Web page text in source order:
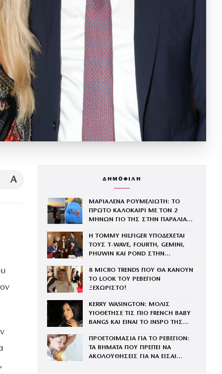
A ΔΗΜΟΦΙΛΗ
ΜΑΡΙΑΛΕΝΑ ΡΟΥΜΕΛΙΩΤΗ: ΤΟ
ΠΡΩΤΟ ΚΑΛΟΚΑΙΡΙ ΜΕ ΤΟΝ 2
ΜΗΝΩΝ ΓΙΟ ΤΗΣ ΣΤΗΝ ΠΑΡΑΛΙΑ
Η TOMMY HILFIGER ΥΠΟΔΕΧΕΤΑΙ
ΤΟΥΣ Τ-WAVE, FOURTH, GEMINI,
PHUWIN ΚΑΙ POND ΣΤΗΝ
8 MICRO TRENDS ΠΟΥ ΘΑ ΚΑΝΟΥΝ
ΤΟ LOOK ΤΟΥ ΡΕΒΕΓΙΟΝ
ΞΕΧΩΡΙΣΤΟ!
KERRY WASINGTON: ΜΟΛΙΣ
ΥΙΟΘΕΤΗΣΕ ΤΙΣ ΠΙΟ FRENCH BABY
BANGS ΚΑΙ ΕΙΝΑΙ ΤΟ INSPO ΤΗΣ
ΠΡΟΕΤΟΙΜΑΣΙΑ ΓΙΑ ΤΟ ΡΕΒΕΓΙΟΝ:
ΤΑ ΒΗΜΑΤΑ ΠΟΥ ΠΡΕΠΕΙ ΝΑ
ΑΚΟΛΟΥΘΗΣΕΙΣ ΓΙΑ ΝΑ ΕΙΣΑΙ